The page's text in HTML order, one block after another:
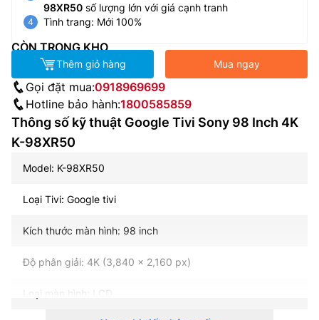
98XR50 số lượng lớn với giá cạnh tranh
Tình trang: Mới 100%
CÒN TRONG KHO
Thêm giỏ hàng Mua ngay
Gọi đặt mua:0918969699
Hotline bảo hành:1800585859
Thông số kỹ thuật Google Tivi Sony 98 Inch 4K
K-98XR50
Model: K-98XR50
Loại Tivi: Google tivi
Kích thước màn hình: 98 inch
Độ phân giải: 4K (3,840 x 2,160 px)
Loại màn hình: LCD